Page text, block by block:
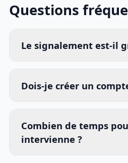
Questions
Le signalement est-il
Dois-je créer un
Combien de temps
intervienne ?